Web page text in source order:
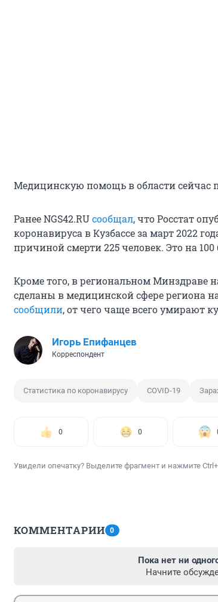
Медицинскую помощь в области сейчас
Ранее NGS42.RUсообщал, что Росстат
коронавируса в Кузбассе за март 2022
причиной смерти 225 человек. Это на
Кроме того, в региональном Минздраве
сделаны в медицинской сфере региона
сообщили, от чего чаще всего умирают
Игорь Епифанцев
Корреспондент
Статистика по коронавирусу COVID-19
0 0
Увидели опечатку? Выделите фрагмент и нажмите
КОММЕНТАРИИ 0
Пока нет ни
Начните